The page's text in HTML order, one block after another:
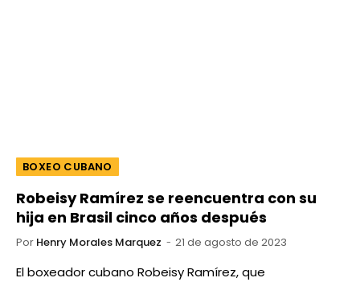
BOXEO CUBANO
Robeisy Ramírez se reencuentra con su
hija en Brasil cinco años después
Por Henry Morales Marquez 21 de agosto de 2023
El boxeador cubano Robeisy Ramírez, que